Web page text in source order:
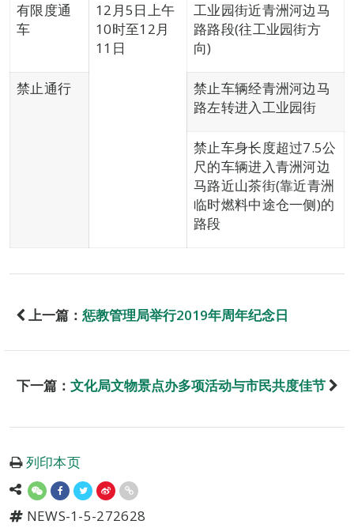
有限度通
车
12月5日上午
10时至12月
11日
工业园街近青洲河边马
路路段(往工业园街方
向)
禁止通行
禁止车辆经青洲河边马
路左转进入工业园街
禁止车身长度超过7.5公
尺的车辆进入青洲河边
马路近山茶街(靠近青洲
临时燃料中途仓一侧)的
路段
上一篇： 惩教管理局举行2019年周年纪念日
下一篇： 文化局文物景点办多项活动与市民共度佳节
列印本页
NEWS-1-5-272628